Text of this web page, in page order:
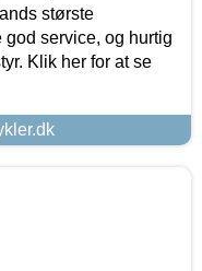
største
service, og hurtig
Klik her for at se